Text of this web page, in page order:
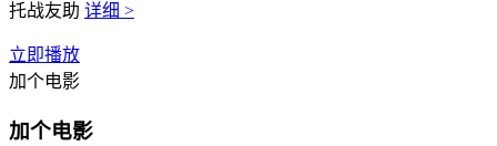
托战友助 详细 >
立即播放
加个电影
加个电影